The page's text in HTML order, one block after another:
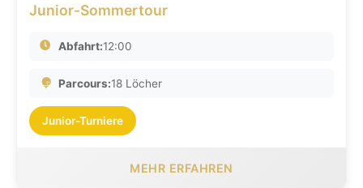
Junior-Sommertour
Abfahrt:12:00
Parcours:18 Löcher
Junior-Turniere
MEHR ERFAHREN